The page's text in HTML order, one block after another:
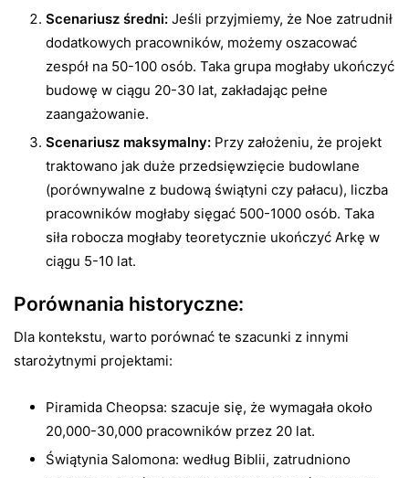
Scenariusz średni: Jeśli przyjmiemy, że Noe zatrudnił
dodatkowych pracowników, możemy oszacować
zespół na 50-100 osób. Taka grupa mogłaby ukończyć
budowę w ciągu 20-30 lat, zakładając pełne
zaangażowanie.
Scenariusz maksymalny: Przy założeniu, że projekt
traktowano jak duże przedsięwzięcie budowlane
(porównywalne z budową świątyni czy pałacu), liczba
pracowników mogłaby sięgać 500-1000 osób. Taka
siła robocza mogłaby teoretycznie ukończyć Arkę w
ciągu 5-10 lat.
Porównania historyczne:
Dla kontekstu, warto porównać te szacunki z innymi
starożytnymi projektami:
Piramida Cheopsa: szacuje się, że wymagała około
20,000-30,000 pracowników przez 20 lat.
Świątynia Salomona: według Biblii, zatrudniono